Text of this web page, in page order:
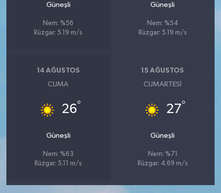
Güneşli
Nem: %56
Rüzgar: 5.19 m/s
Güneşli
Nem: %54
Rüzgar: 5.19 m/s
14 AĞUSTOS
CUMA
26°
Güneşli
Nem: %63
Rüzgar: 5.11 m/s
15 AĞUSTOS
CUMARTESI
27°
Güneşli
Nem: %71
Rüzgar: 4.69 m/s